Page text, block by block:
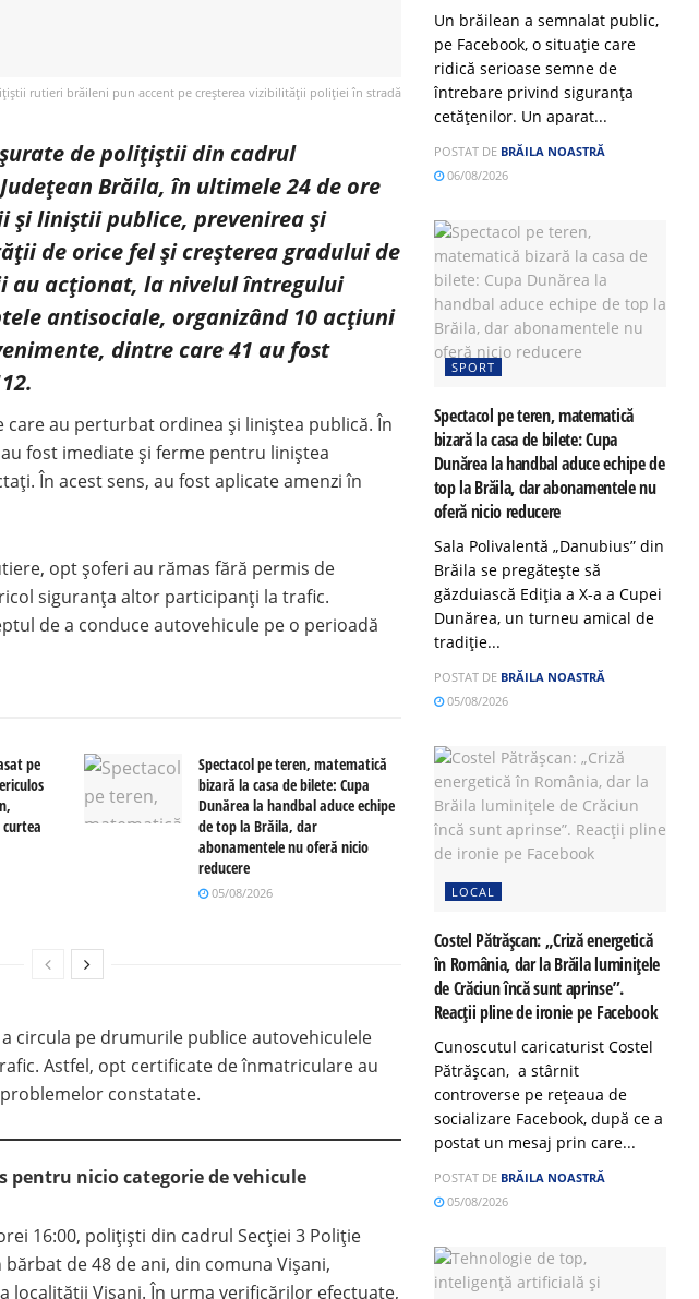
rutieri brăileni pun accent pe creșterea vizibilității poliției în stradă
de polițiștii din cadrul
Brăila, în ultimele 24 de ore
și liniștii publice, prevenirea și
de orice fel și creșterea gradului de
au acționat, la nivelul întregului
antisociale, organizând 10 acțiuni
dintre care 41 au fost
au perturbat ordinea și liniștea publică. În
fost imediate și ferme pentru liniștea
În acest sens, au fost aplicate amenzi în
opt șoferi au rămas fără permis de
siguranța altor participanți la trafic.
de a conduce autovehicule pe o perioadă
pe
curtea
Spectacol pe teren, matematică
bizară la casa de bilete: Cupa
Dunărea la handbal aduce echipe
de top la Brăila, dar
abonamentele nu oferă nicio
reducere
05/08/2026
circula pe drumurile publice autovehiculele
Astfel, opt certificate de înmatriculare au
constatate.
pentru nicio categorie de vehicule
16:00, polițiști din cadrul Secției 3 Poliție
de 48 de ani, din comuna Vișani,
localității Vișani. În urma verificărilor efectuate,
Un brăilean a semnalat public,
pe Facebook, o situație care
ridică serioase semne de
întrebare privind siguranța
cetățenilor. Un aparat...
POSTAT DE BRĂILA NOASTRĂ
06/08/2026
SPORT
Spectacol pe teren, matematică
bizară la casa de bilete: Cupa
Dunărea la handbal aduce echipe de
top la Brăila, dar abonamentele nu
oferă nicio reducere
Sala Polivalentă „Danubius” din
Brăila se pregătește să
găzduiască Ediția a X-a a Cupei
Dunărea, un turneu amical de
tradiție...
POSTAT DE BRĂILA NOASTRĂ
05/08/2026
LOCAL
Costel Pătrășcan: „Criză energetică
în România, dar la Brăila luminițele
de Crăciun încă sunt aprinse”.
Reacții pline de ironie pe Facebook
Cunoscutul caricaturist Costel
Pătrășcan, a stârnit
controverse pe rețeaua de
socializare Facebook, după ce a
postat un mesaj prin care...
POSTAT DE BRĂILA NOASTRĂ
05/08/2026